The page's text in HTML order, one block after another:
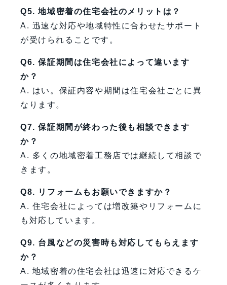
Q5. 地域密着の住宅会社のメリットは？
A. 迅速な対応や地域特性に合わせたサポート
が受けられることです。
Q6. 保証期間は住宅会社によって違います
か？
A. はい。保証内容や期間は住宅会社ごとに異
なります。
Q7. 保証期間が終わった後も相談できます
か？
A. 多くの地域密着工務店では継続して相談で
きます。
Q8. リフォームもお願いできますか？
A. 住宅会社によっては増改築やリフォームに
も対応しています。
Q9. 台風などの災害時も対応してもらえます
か？
A. 地域密着の住宅会社は迅速に対応できるケ